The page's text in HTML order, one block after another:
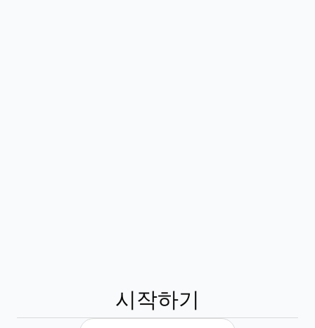
시작하기